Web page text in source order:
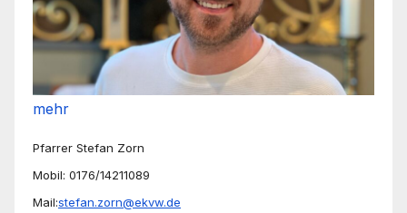
mehr
Pfarrer Stefan Zorn
Mobil: 0176/14211089
Mail:stefan.zorn@ekvw.de